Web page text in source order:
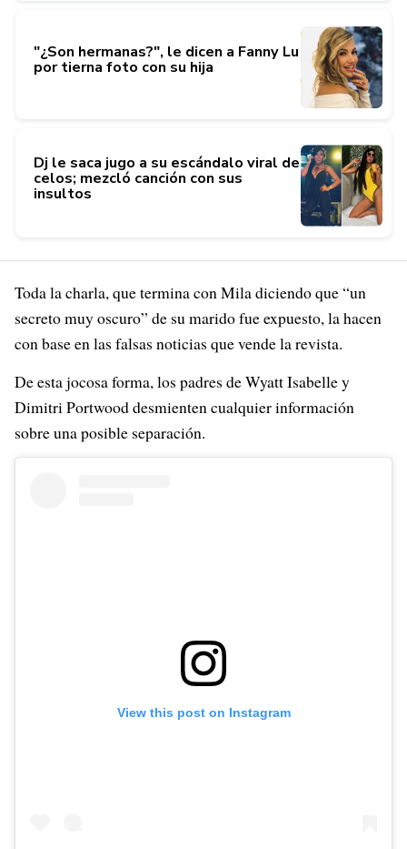
"¿Son hermanas?", le dicen a Fanny Lu
por tierna foto con su hija
Dj le saca jugo a su escándalo viral de
celos; mezcló canción con sus
insultos
Toda la charla, que termina con Mila diciendo que “un
secreto muy oscuro” de su marido fue expuesto, la hacen
con base en las falsas noticias que vende la revista.
De esta jocosa forma, los padres de Wyatt Isabelle y
Dimitri Portwood desmienten cualquier información
sobre una posible separación.
View this post on Instagram